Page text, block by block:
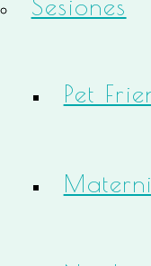
Sesiones
Pet